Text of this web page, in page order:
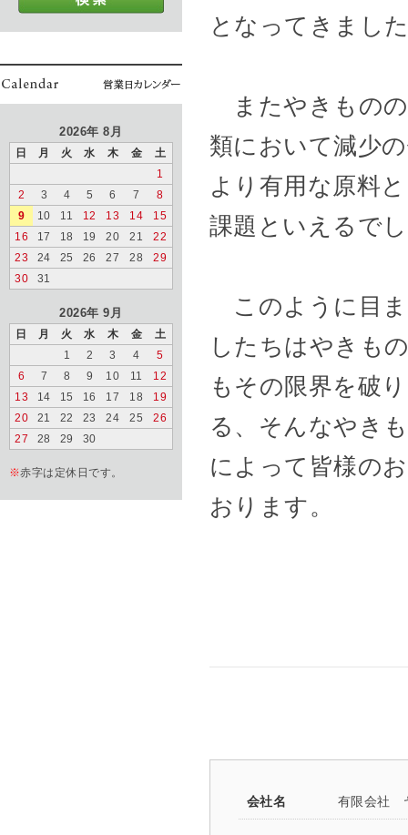
2026年 8月
日 月 火 水 木 金
土
1
2
3 4 5 6 7
8
9
10 11 12 13 14
15
16
17 18 19 20 21
22
23
24 25 26 27 28
29
30
31
2026年 9月
日 月 火 水 木 金
土
1
2 3 4
5
6
7 8 9 10 11
12
13
14 15 16 17 18
19
20
21 22 23 24 25
26
27
28 29 30
※赤字は定休日です。
となってきまし
またやきものの
類において減少
より有用な原料
課題といえるで
このように目
したちはやきも
もその限界を破
る、そんなやき
によって皆様の
おります。
会社名 有限会社